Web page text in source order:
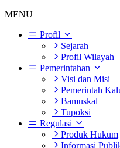
MENU
Profil
Sejarah
Profil Wilayah
Pemerintahan
Visi dan Misi
Pemerintah
Bamuskal
Tupoksi
Regulasi
Produk Hukum
Informasi